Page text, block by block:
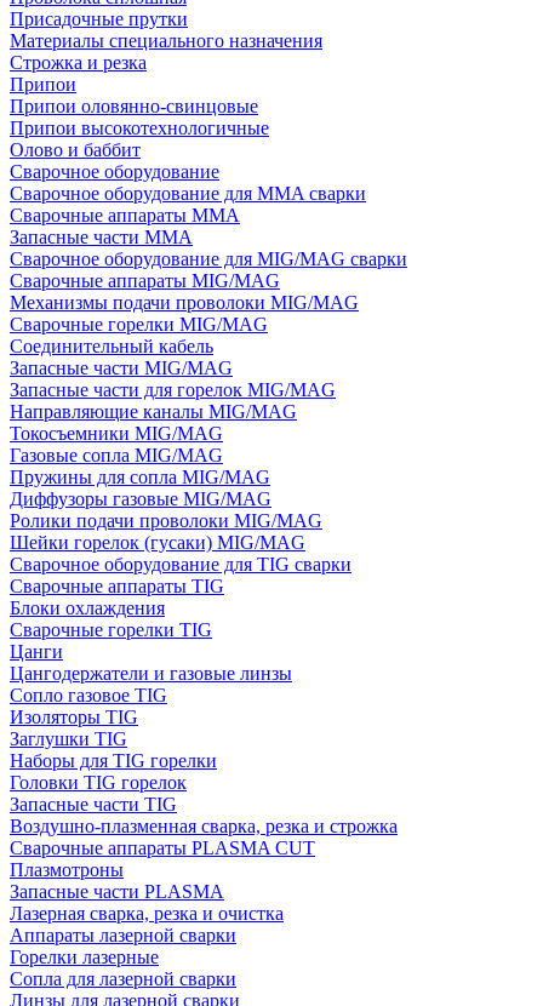
Присадочные прутки
Материалы специального назначения
Строжка и резка
Припои
Припои оловянно-свинцовые
Припои высокотехнологичные
Олово и баббит
Сварочное оборудование
Сварочное оборудование для MMA сварки
Сварочные аппараты MMA
Запасные части MMA
Сварочное оборудование для MIG/MAG сварки
Сварочные аппараты MIG/MAG
Механизмы подачи проволоки MIG/MAG
Сварочные горелки MIG/MAG
Соединительный кабель
Запасные части MIG/MAG
Запасные части для горелок MIG/MAG
Направляющие каналы MIG/MAG
Токосъемники MIG/MAG
Газовые сопла MIG/MAG
Пружины для сопла MIG/MAG
Диффузоры газовые MIG/MAG
Ролики подачи проволоки MIG/MAG
Шейки горелок (гусаки) MIG/MAG
Сварочное оборудование для TIG сварки
Сварочные аппараты TIG
Блоки охлаждения
Сварочные горелки TIG
Цанги
Цангодержатели и газовые линзы
Сопло газовое TIG
Изоляторы TIG
Заглушки TIG
Наборы для TIG горелки
Головки TIG горелок
Запасные части TIG
Воздушно-плазменная сварка, резка и строжка
Сварочные аппараты PLASMA CUT
Плазмотроны
Запасные части PLASMA
Лазерная сварка, резка и очистка
Аппараты лазерной сварки
Горелки лазерные
Сопла для лазерной сварки
Линзы для лазерной сварки